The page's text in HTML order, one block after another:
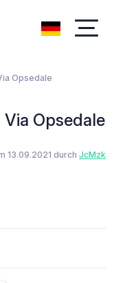
Opsedale
Opsedale
13.09.2021 durch JcMzk